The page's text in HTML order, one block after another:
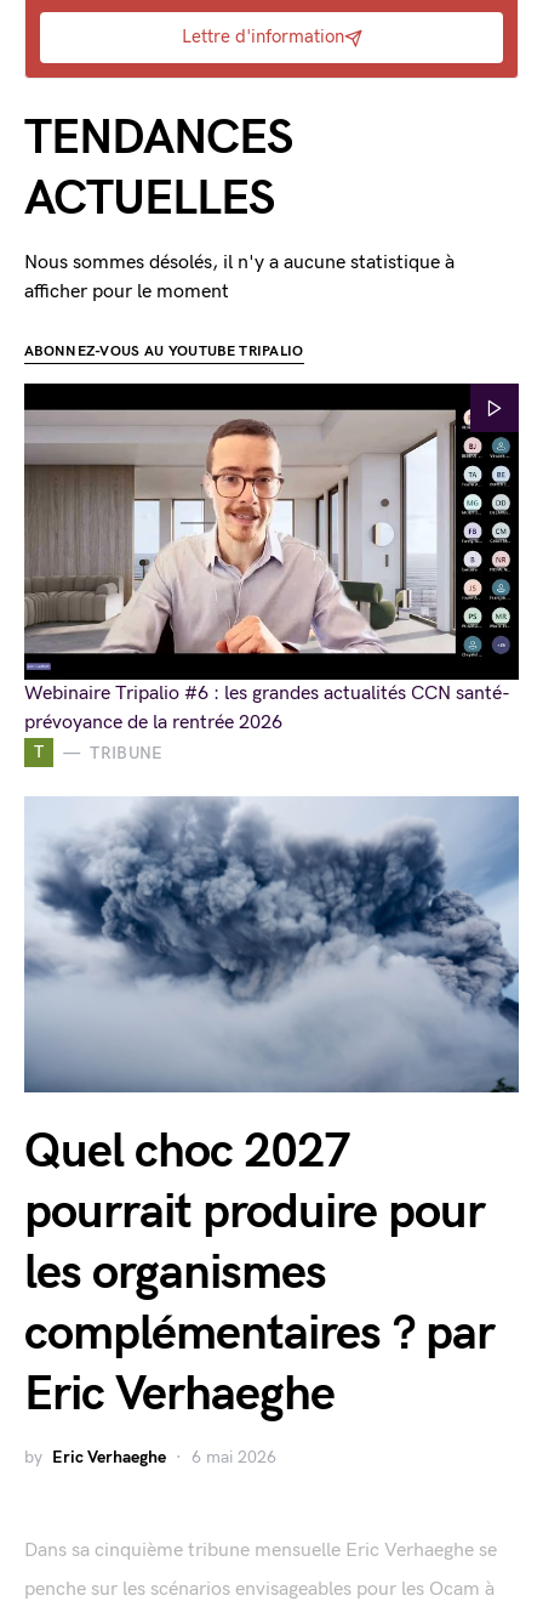
T TRIBUNE
Quel choc 2027
pourrait produire pour
les organismes
complémentaires ? par
Eric Verhaeghe
by Eric Verhaeghe 6 mai 2026
Dans sa cinquième tribune mensuelle Eric Verhaeghe se
penche sur les scénarios envisageables pour les Ocam à
Lettre d'information
TENDANCES
ACTUELLES
Nous sommes désolés, il n'y a aucune statistique à
afficher pour le moment
ABONNEZ-VOUS AU YOUTUBE TRIPALIO
Webinaire Tripalio #6 : les grandes actualités CCN santé-
prévoyance de la rentrée 2026